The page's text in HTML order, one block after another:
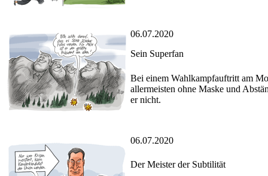
06.07.2020
Sein Superfan
Bei einem Wahlkampfauftritt am
allermeisten ohne Maske und
er nicht.
06.07.2020
Der Meister der Subtilität